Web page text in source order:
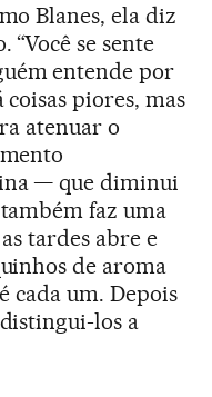
Blanes, ela diz
se sente
entende por
piores, mas
atenuar o
— que diminui
faz uma
tardes abre e
de aroma
cada um. Depois
los a